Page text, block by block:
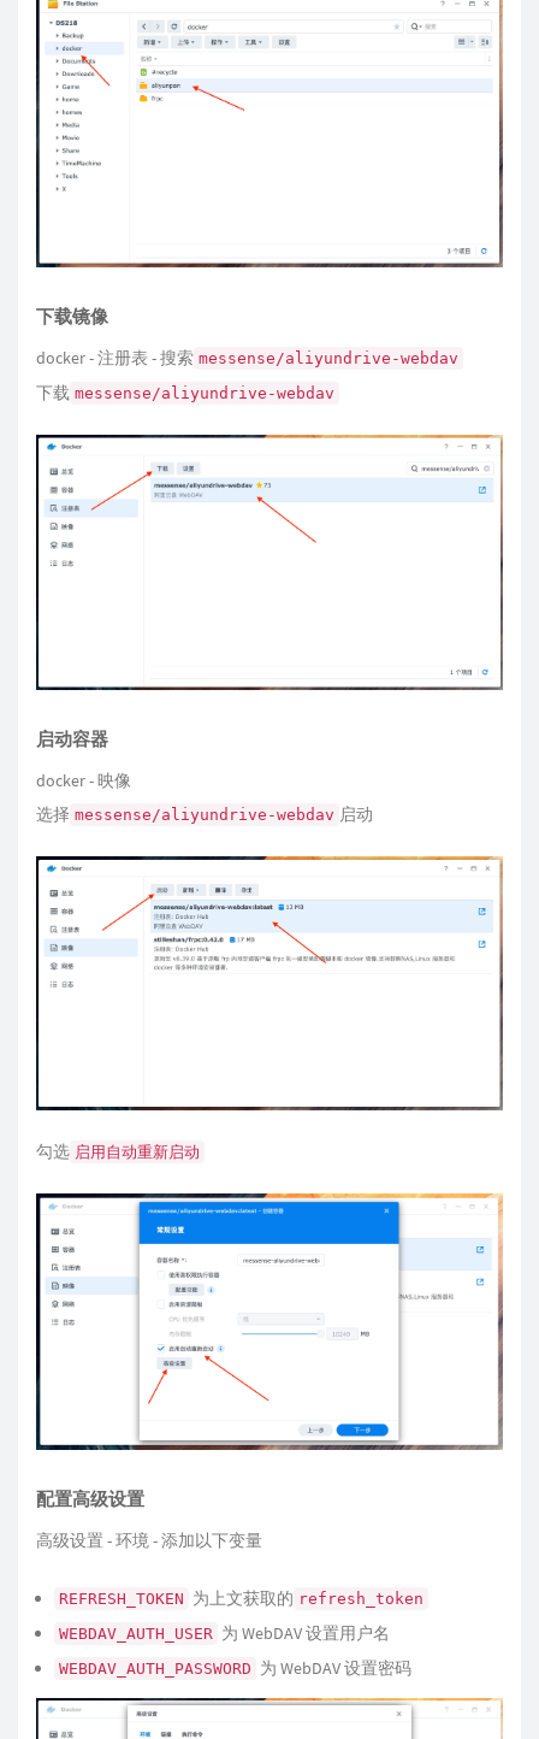
下载镜像
docker - 注册表 - 搜索 messense/aliyundrive-webdav
下载 messense/aliyundrive-webdav
启动容器
docker - 映像
选择 messense/aliyundrive-webdav 启动
勾选 启用自动重新启动
配置高级设置
高级设置 - 环境 - 添加以下变量
REFRESH_TOKEN 为上文获取的 refresh_token
WEBDAV_AUTH_USER 为 WebDAV 设置用户名
WEBDAV_AUTH_PASSWORD 为 WebDAV 设置密码